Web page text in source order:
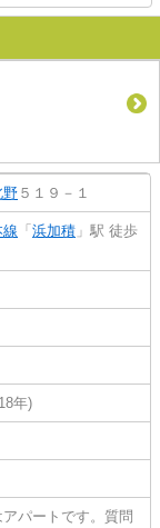
野 ５１９－１
「 浜加積 」駅 徒歩
年)
パートです。質問